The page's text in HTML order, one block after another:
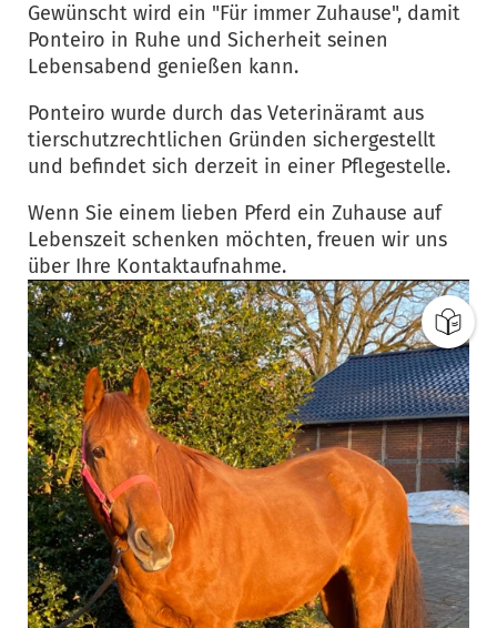
Gewünscht wird ein "Für immer Zuhause", damit
Ponteiro in Ruhe und Sicherheit seinen
Lebensabend genießen kann.
Ponteiro wurde durch das Veterinäramt aus
tierschutzrechtlichen Gründen sichergestellt
und befindet sich derzeit in einer Pflegestelle.
Wenn Sie einem lieben Pferd ein Zuhause auf
Lebenszeit schenken möchten, freuen wir uns
über Ihre Kontaktaufnahme.